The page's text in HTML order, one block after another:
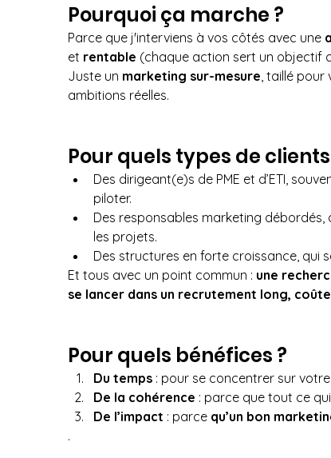
Pourquoi ça marche ?
Parce que j'interviens à vos côtés avec une
et rentable (chaque action sert un objectif
Juste un marketing sur-mesure , taillé
ambitions réelles.
Pour quels types de clients
Des dirigeant(e)s de PME et d’ETI,
piloter.
Des responsables marketing
les projets.
Des structures en forte croissance, qui
Et tous avec un point commun : une
se lancer dans un recrutement long,
Pour quels bénéfices ?
Du temps : pour se concentrer sur
De la cohérence : parce que tout ce
De l’impact : parce qu’un bon
.